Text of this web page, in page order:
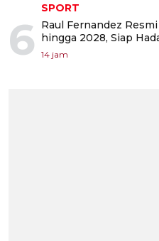
6
SPORT
Raul Fernandez
hingga 2028, Siap
14 jam